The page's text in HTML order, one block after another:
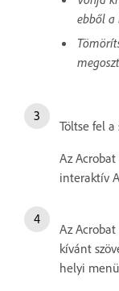
ebből a
Töltse fel a
Az
interaktív
Az
kívánt
helyi